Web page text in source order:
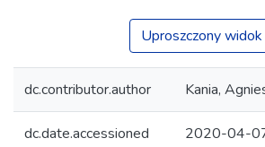
Uproszczony widok
dc.contributor.author Kania,
dc.date.accessioned 2020-04-